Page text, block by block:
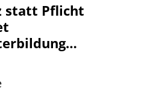
statt Pflicht